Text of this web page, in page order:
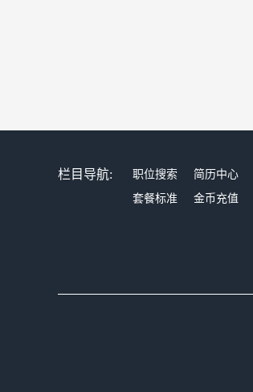
栏目导航: 职位搜索 简历中心
套餐标准
金币充值